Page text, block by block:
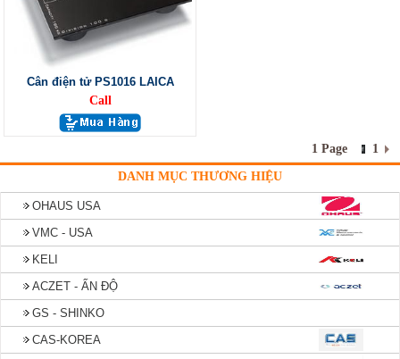
Cân điện tử PS1016 LAICA
Call
1 Page 1
DANH MỤC THƯƠNG HIỆU
OHAUS USA
VMC - USA
KELI
ACZET - ẤN ĐỘ
GS - SHINKO
CAS-KOREA